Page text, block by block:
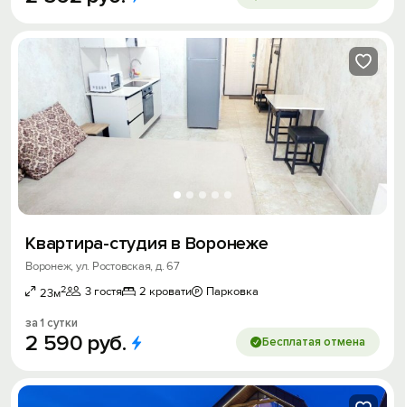
Квартира-студия в Воронеже
Воронеж, ул. Ростовская, д. 67
23м2 3 гостя 2 кровати Парковка
за 1 сутки
2 590 руб. Бесплатая отмена